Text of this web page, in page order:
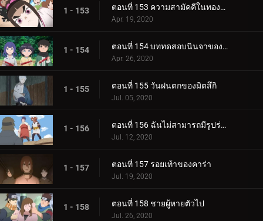
1 - 153 ตอนที่ 153 ความสามัคคีในทองคำ
Apr. 19, 2020
1 - 154 ตอนที่ 154 บททดสอบนินจาของฮิมาวาริ!!
Apr. 26, 2020
1 - 155 ตอนที่ 155 วันฝนตกของมิตสึกิ
Jul. 05, 2020
1 - 156 ตอนที่ 156 ฉันไม่สามารถมีรูปร่างผอมเพรียวได้
Jul. 12, 2020
1 - 157 ตอนที่ 157 รอยเท้าของคาร่า
Jul. 19, 2020
1 - 158 ตอนที่ 158 ชายผู้หายตัวไป
Jul. 26, 2020